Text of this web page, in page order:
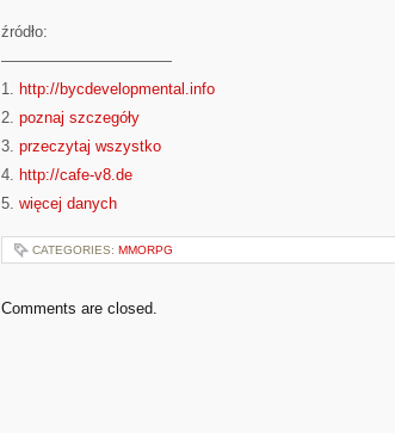
źródło:
———————————
1. http://bycdevelopmental.info
2. poznaj szczegóły
3. przeczytaj wszystko
4. http://cafe-v8.de
5. więcej danych
CATEGORIES: MMORPG
Comments are closed.